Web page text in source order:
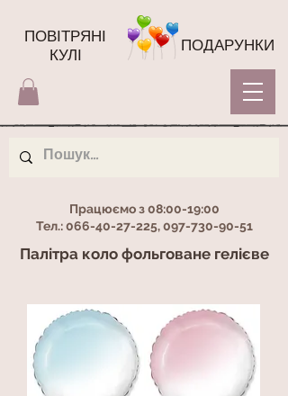
ПОВІТРЯНІ
КУЛІ
ПОДАРУНКИ
Працюємо з 08:00-19:00
Тел.:066-40-27-225,097-730-90-51
Палітра коло фольговане гелієве